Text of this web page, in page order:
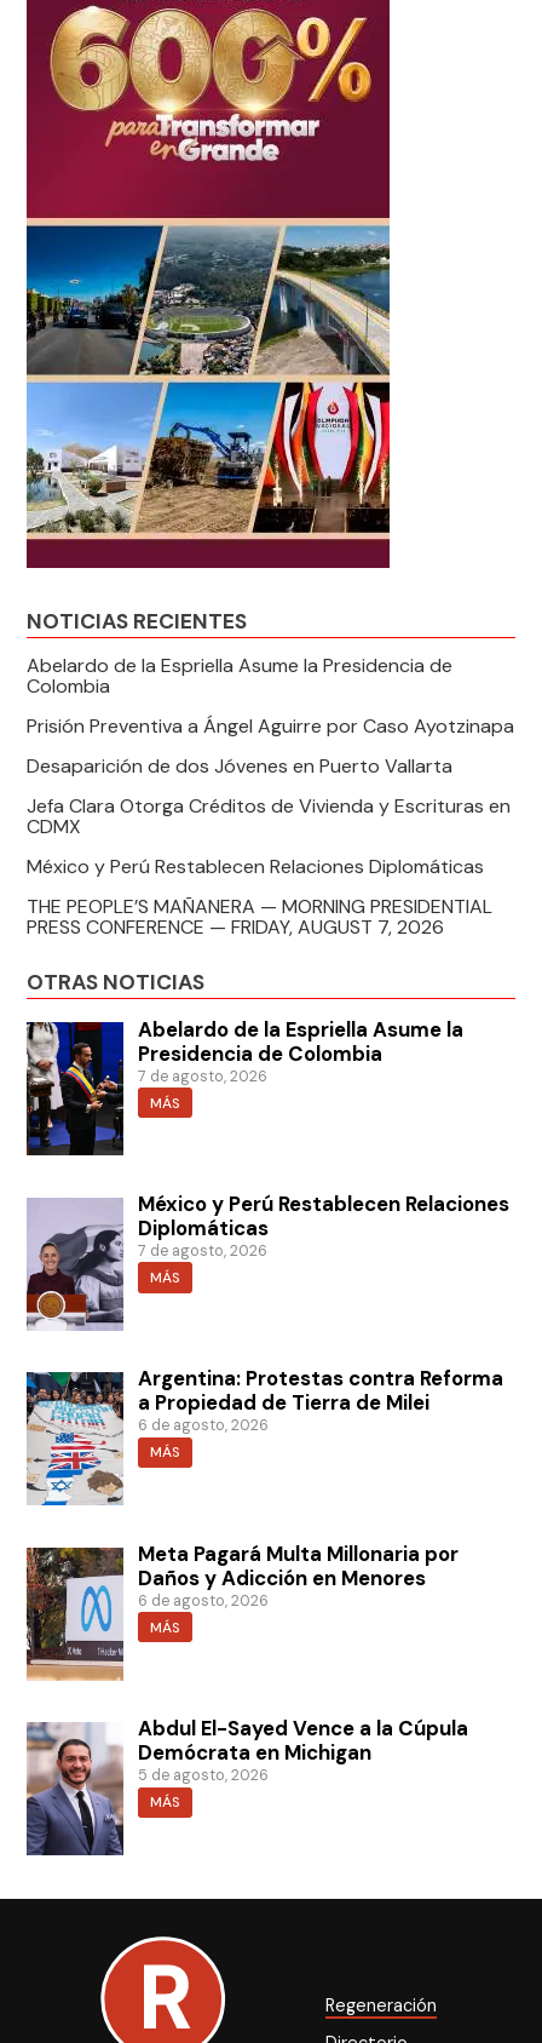
NOTICIAS RECIENTES
Abelardo de la Espriella Asume la Presidencia de
Colombia
Prisión Preventiva a Ángel Aguirre por Caso Ayotzinapa
Desaparición de dos Jóvenes en Puerto Vallarta
Jefa Clara Otorga Créditos de Vivienda y Escrituras en
CDMX
México y Perú Restablecen Relaciones Diplomáticas
THE PEOPLE’S MAÑANERA — MORNING PRESIDENTIAL
PRESS CONFERENCE — FRIDAY, AUGUST 7, 2026
OTRAS NOTICIAS
Abelardo de la Espriella Asume la
Presidencia de Colombia
7 de agosto, 2026
MÁS
México y Perú Restablecen Relaciones
Diplomáticas
7 de agosto, 2026
MÁS
Argentina: Protestas contra Reforma
a Propiedad de Tierra de Milei
6 de agosto, 2026
MÁS
Meta Pagará Multa Millonaria por
Daños y Adicción en Menores
6 de agosto, 2026
MÁS
Abdul El-Sayed Vence a la Cúpula
Demócrata en Michigan
5 de agosto, 2026
MÁS
Regeneración